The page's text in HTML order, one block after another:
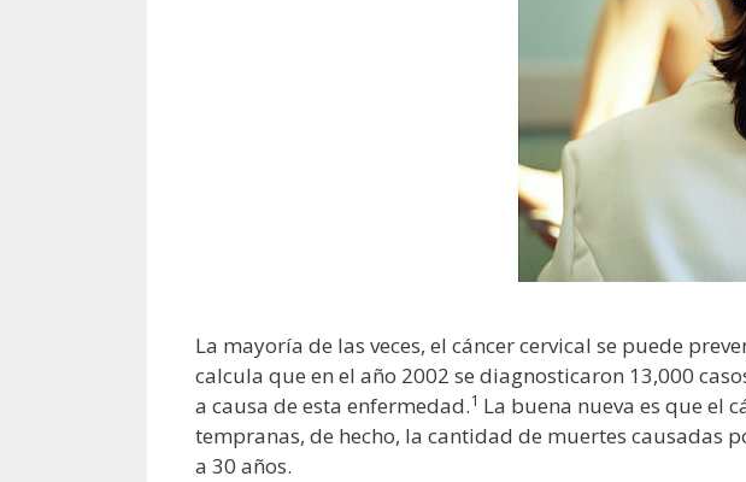
La mayoría de las veces, el cáncer cervical se puede
calcula que en el año 2002 se diagnosticaron 13,000
a causa de esta enfermedad.1 La buena nueva es que el
tempranas, de hecho, la cantidad de muertes causadas
a 30 años.